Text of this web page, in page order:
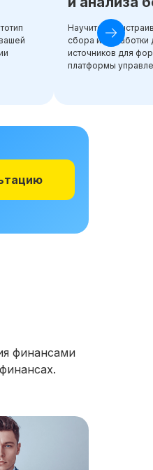
Научитесь
сбора и обработки
источников для
платформы
финансами